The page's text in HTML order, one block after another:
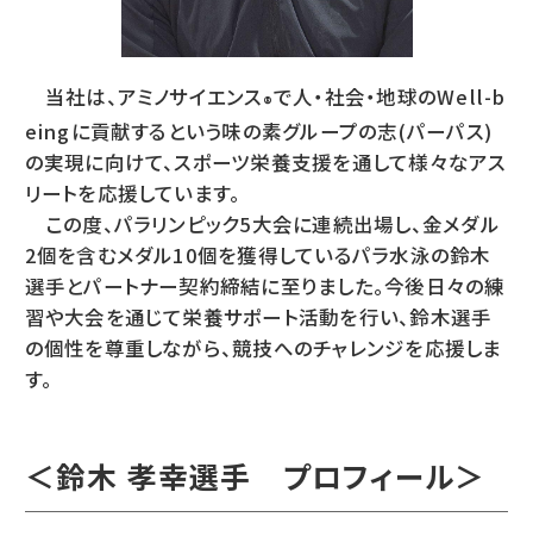
当社は、アミノサイエンス®で人・社会・地球のWell-b
eingに貢献するという味の素グループの志(パーパス)
の実現に向けて、スポーツ栄養支援を通して様々なアス
リートを応援しています。
この度、パラリンピック5大会に連続出場し、金メダル
2個を含むメダル10個を獲得しているパラ水泳の鈴木
選手とパートナー契約締結に至りました。今後日々の練
習や大会を通じて栄養サポート活動を行い、鈴木選手
の個性を尊重しながら、競技へのチャレンジを応援しま
す。
＜鈴木 孝幸選手 プロフィール＞